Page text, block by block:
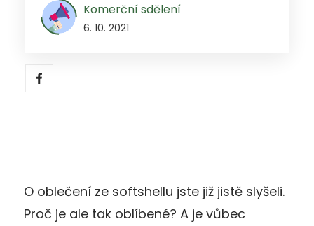
Komerční sdělení
6. 10. 2021
O oblečení ze softshellu jste již jistě slyšeli.
Proč je ale tak oblíbené? A je vůbec